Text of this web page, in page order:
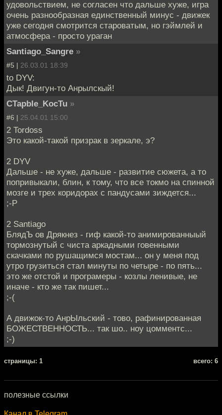
удовольствием, не согласен что дальше хуже, игра
очень разнообразная единственный минус - движек
уже сегодня смотрится староватым, но гэймлей и
атмосфера - просто ураган
Santiago_Sangre »
#5 | 26.03.01 18:39
to DYV:
Дык! Двигун-то Анрылскый!
CTapbIe_KocTu »
#6 | 25.04.01 15:00
2 Tordoss
Это какой-такой призрак в зеркале, э?
2 DYV
Дальше - не хуже, дальше - развитие сюжета, а то
попривыкали, блин, к тому, что все токмо на спинной
мозге и трех коридорах с пандусами зиждется...
;-Р
2 Santiago
БлядЪ ов Дрякнез - гиф какой-то анимированныый
тормознутый с чиста аркадными говенными
скачками по рушащимся мостам... он у меня под
утро грузиться стал минуты по четыре - по пять...
это же отстой и програмеры - козлы ленивые, не
иначе - кто же так пишет...
;-(
А движок-то АнрЫльский - тово, рафинированная
БОЖЕСТВЕННОСТЬ... так шо.. ноу цомментс...
;-)
cтраницы: 1 всего: 6
полезные ссылки